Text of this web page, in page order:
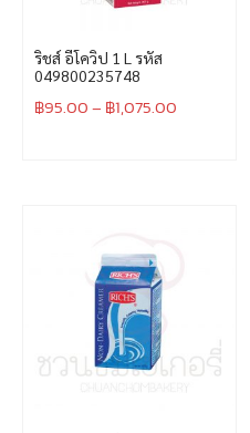
ริชส์ อีโควิป 1 L รหัส
049800235748
฿95.00– ฿1,075.00